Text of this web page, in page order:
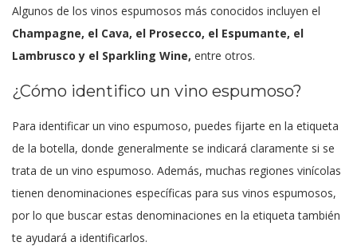
Algunos de los vinos espumosos más conocidos incluyen el
Champagne, el Cava, el Prosecco, el Espumante, el
Lambrusco y el Sparkling Wine, entre otros.
¿Cómo identifico un vino espumoso?
Para identificar un vino espumoso, puedes fijarte en la etiqueta
de la botella, donde generalmente se indicará claramente si se
trata de un vino espumoso. Además, muchas regiones vinícolas
tienen denominaciones específicas para sus vinos espumosos,
por lo que buscar estas denominaciones en la etiqueta también
te ayudará a identificarlos.